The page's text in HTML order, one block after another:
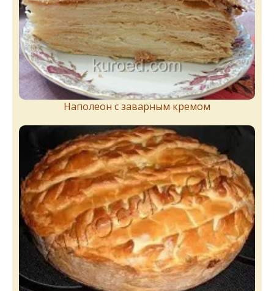
Наполеон с заварным кремом